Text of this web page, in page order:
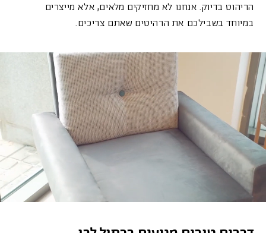
הריהוט בדיוק. אנחנו לא מחזיקים מלאים, אלא מייצרים
במיוחד בשבילכם את הרהיטים שאתם צריכים.